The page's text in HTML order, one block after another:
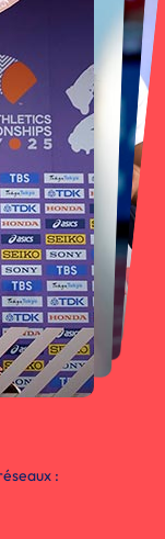
: